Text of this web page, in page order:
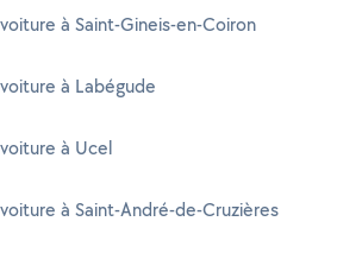
à Saint-Gineis-en-Coiron
à Labégude
à Ucel
à Saint-André-de-Cruzières